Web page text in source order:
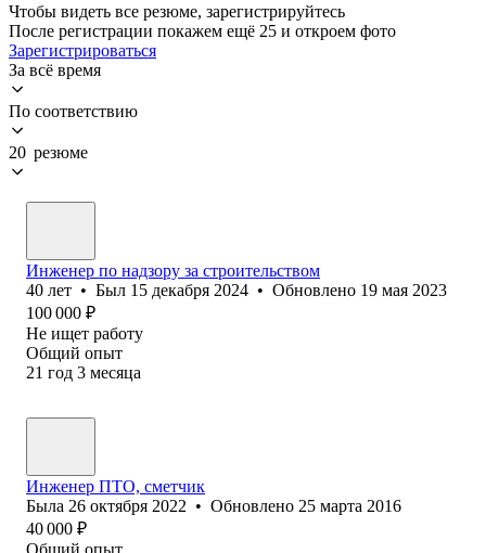
Чтобы видеть все резюме, зарегистрируйтесь
После регистрации покажем ещё 25 и откроем фото
Зарегистрироваться
За всё время
По соответствию
20 резюме
Инженер по надзору за строительством
40 лет • Был 15 декабря 2024 • Обновлено 19 мая 2023
100 000 ₽
Не ищет работу
Общий опыт
21 год 3 месяца
Инженер ПТО, сметчик
Была 26 октября 2022 • Обновлено 25 марта 2016
40 000 ₽
Общий опыт